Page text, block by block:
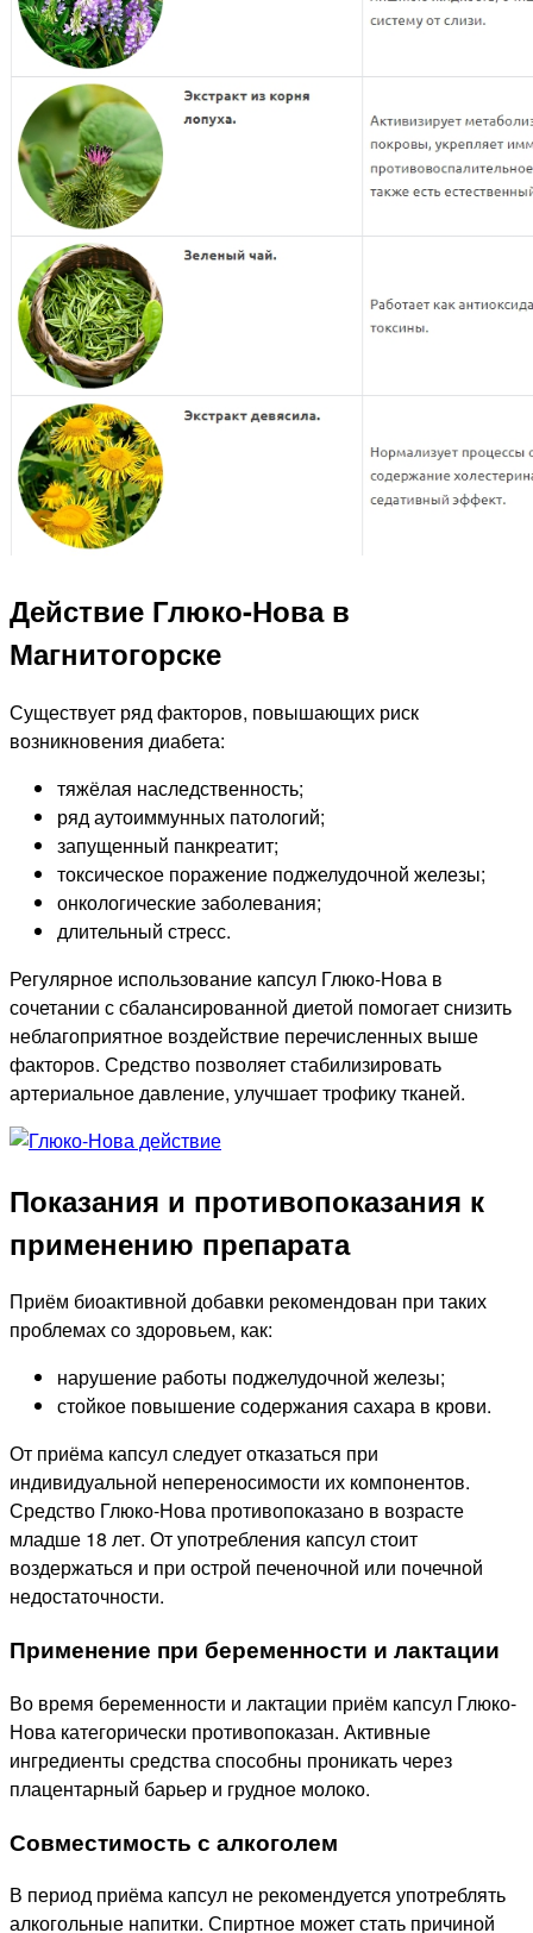
Действие Глюко-Нова в
Магнитогорске
Существует ряд факторов, повышающих риск
возникновения диабета:
тяжёлая наследственность;
ряд аутоиммунных патологий;
запущенный панкреатит;
токсическое поражение поджелудочной железы;
онкологические заболевания;
длительный стресс.
Регулярное использование капсул Глюко-Нова в
сочетании с сбалансированной диетой помогает снизить
неблагоприятное воздействие перечисленных выше
факторов. Средство позволяет стабилизировать
артериальное давление, улучшает трофику тканей.
Показания и противопоказания к
применению препарата
Приём биоактивной добавки рекомендован при таких
проблемах со здоровьем, как:
нарушение работы поджелудочной железы;
стойкое повышение содержания сахара в крови.
От приёма капсул следует отказаться при
индивидуальной непереносимости их компонентов.
Средство Глюко-Нова противопоказано в возрасте
младше 18 лет. От употребления капсул стоит
воздержаться и при острой печеночной или почечной
недостаточности.
Применение при беременности и лактации
Во время беременности и лактации приём капсул Глюко-
Нова категорически противопоказан. Активные
ингредиенты средства способны проникать через
плацентарный барьер и грудное молоко.
Совместимость с алкоголем
В период приёма капсул не рекомендуется употреблять
алкогольные напитки. Спиртное может стать причиной